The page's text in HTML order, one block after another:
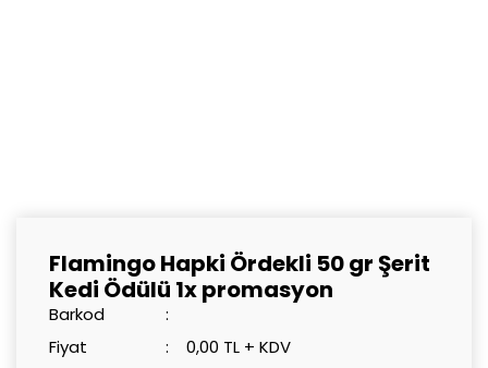
Flamingo Hapki Ördekli 50 gr Şerit
Kedi Ödülü 1x promasyon
Barkod
Fiyat
0,00 TL + KDV